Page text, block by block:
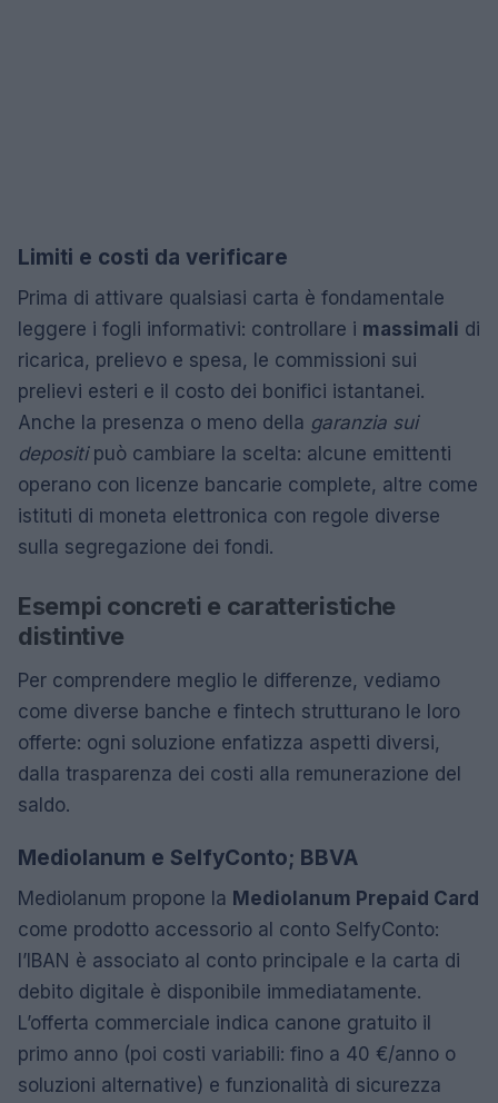
Limiti e costi da verificare
Prima di attivare qualsiasi carta è fondamentale
leggere i fogli informativi: controllare i massimali di
ricarica, prelievo e spesa, le commissioni sui
prelievi esteri e il costo dei bonifici istantanei.
Anche la presenza o meno della garanzia sui
depositipuò cambiare la scelta: alcune emittenti
operano con licenze bancarie complete, altre come
istituti di moneta elettronica con regole diverse
sulla segregazione dei fondi.
Esempi concreti e caratteristiche
distintive
Per comprendere meglio le differenze, vediamo
come diverse banche e fintech strutturano le loro
offerte: ogni soluzione enfatizza aspetti diversi,
dalla trasparenza dei costi alla remunerazione del
saldo.
Mediolanum e SelfyConto; BBVA
Mediolanum propone la Mediolanum Prepaid Card
come prodotto accessorio al conto SelfyConto:
l’IBAN è associato al conto principale e la carta di
debito digitale è disponibile immediatamente.
L’offerta commerciale indica canone gratuito il
primo anno (poi costi variabili: fino a 40 €/anno o
soluzioni alternative) e funzionalità di sicurezza